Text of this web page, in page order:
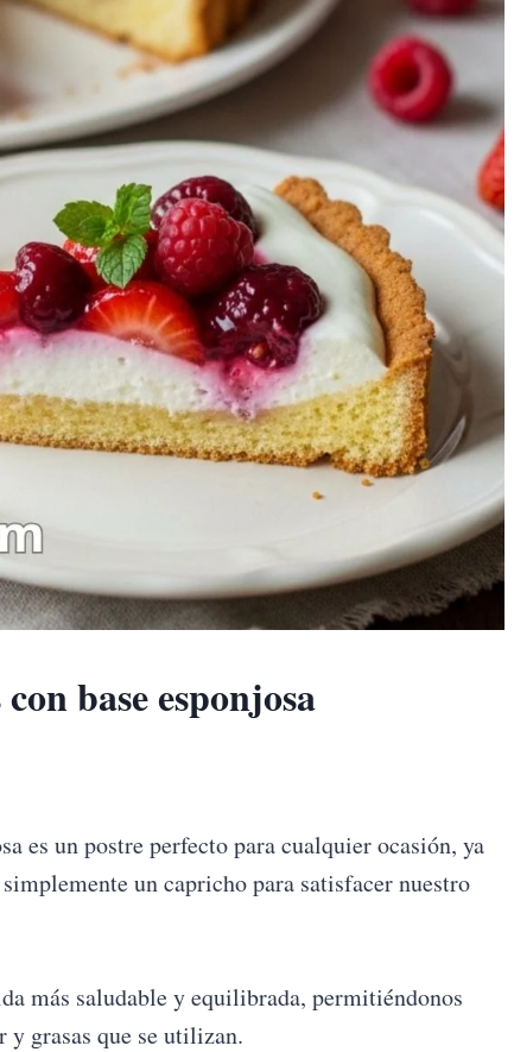
base esponjosa
es un postre perfecto para cualquier ocasión, ya
un capricho para satisfacer nuestro
más saludable y equilibrada, permitiéndonos
grasas que se utilizan.